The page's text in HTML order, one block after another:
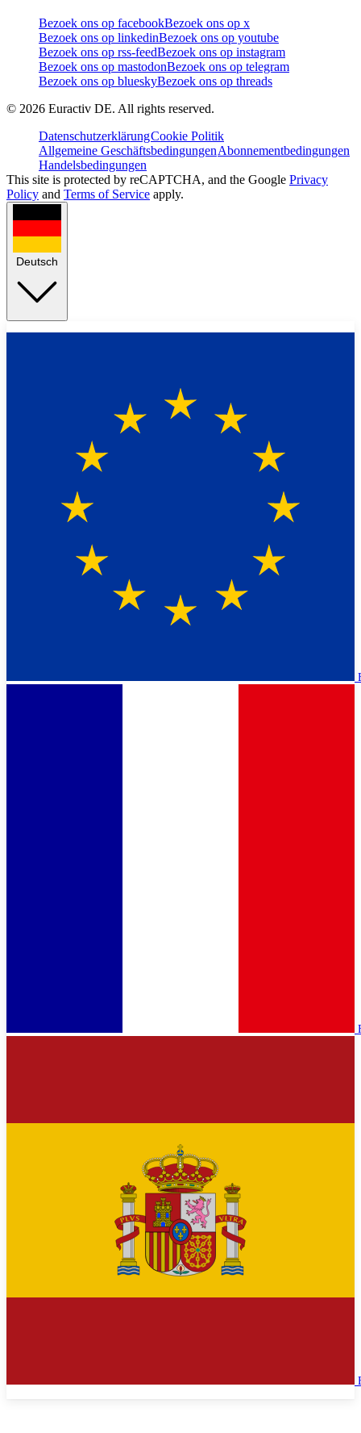
Bezoek ons op facebookBezoek ons op x
Bezoek ons op linkedinBezoek ons op youtube
Bezoek ons op rss-feedBezoek ons op instagram
Bezoek ons op mastodonBezoek ons op telegram
Bezoek ons op blueskyBezoek ons op threads
© 2026 Euractiv DE. All rights reserved.
DatenschutzerklärungCookie Politik
Allgemeine GeschäftsbedingungenAbonnementbedingungen
Handelsbedingungen
This site is protected by reCAPTCHA, and the Google Privacy
Policy and Terms of Service apply.
Deutsch